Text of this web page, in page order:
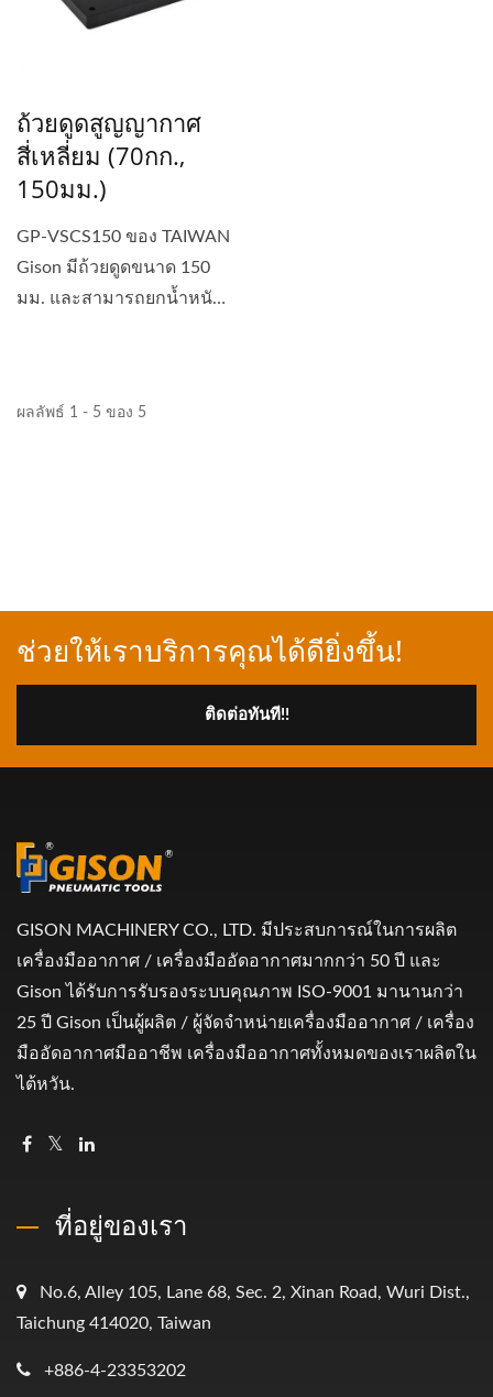
ถ้วยดูดสูญญากาศ
สี่เหลี่ยม (70กก.,
150มม.)
GP-VSCS150 ของ TAIWAN
Gison มีถ้วยดูดขนาด 150
มม. และสามารถยกน้ำหนัก
ผลลัพธ์ 1 - 5 ของ 5
ช่วยให้เราบริการคุณได้ดียิ่งขึ้น!
ติดต่อทันที!!
GISON MACHINERY CO., LTD. มีประสบการณ์ในการผลิต
เครื่องมืออากาศ / เครื่องมืออัดอากาศมากกว่า 50 ปี และ
Gison ได้รับการรับรองระบบคุณภาพ ISO-9001 มานานกว่า
25 ปี Gison เป็นผู้ผลิต / ผู้จัดจำหน่ายเครื่องมืออากาศ / เครื่อง
มืออัดอากาศมืออาชีพ เครื่องมืออากาศทั้งหมดของเราผลิตใน
ไต้หวัน.
ที่อยู่ของเรา
No.6, Alley 105, Lane 68, Sec. 2, Xinan Road, Wuri Dist.,
Taichung 414020, Taiwan
+886-4-23353202